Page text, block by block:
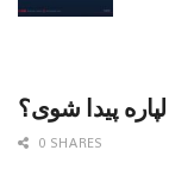
پیدا شوی؟
0 SHARES